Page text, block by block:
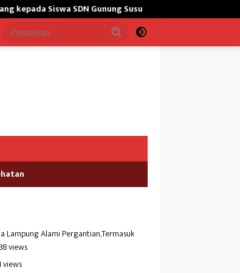
SDN Gunung Susu Bangun Masjid,Satgas
Lampung Alami Pergantian,Termasuk
views
views